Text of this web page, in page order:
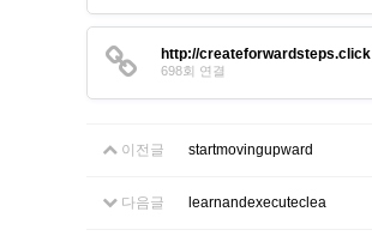
http://createforwardsteps.click
698회 연결
이전글 startmovingupward
다음글 learnandexecuteclea